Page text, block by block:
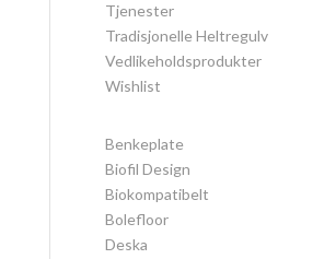
Tjenester
Tradisjonelle Heltregulv
Vedlikeholdsprodukter
Wishlist
Benkeplate
Biofil Design
Biokompatibelt
Bolefloor
Deska